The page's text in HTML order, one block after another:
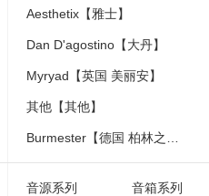
Aesthetix【雅士】
Dan D'agostino【大丹】
Myryad【英国 美丽安】
其他【其他】
音源系列 音箱系列